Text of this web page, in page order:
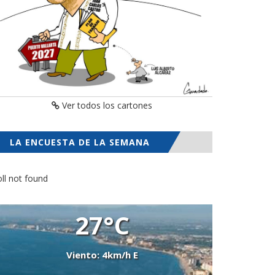
Ver todos los cartones
LA ENCUESTA DE LA SEMANA
not found
27°C
Viento: 4km/h E